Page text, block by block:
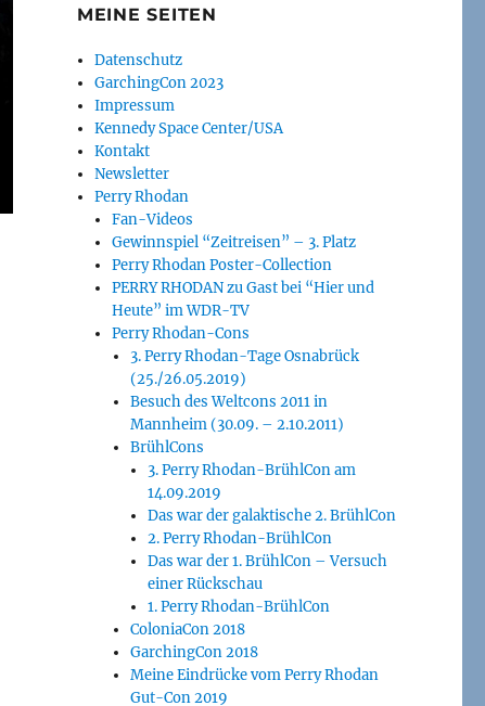
MEINE SEITEN
Datenschutz
GarchingCon 2023
Impressum
Kennedy Space Center/USA
Kontakt
Newsletter
Perry Rhodan
Fan-Videos
Gewinnspiel “Zeitreisen” – 3. Platz
Perry Rhodan Poster-Collection
PERRY RHODAN zu Gast bei “Hier und
Heute” im WDR-TV
Perry Rhodan-Cons
3. Perry Rhodan-Tage Osnabrück
(25./26.05.2019)
Besuch des Weltcons 2011 in
Mannheim (30.09. – 2.10.2011)
BrühlCons
3. Perry Rhodan-BrühlCon am
14.09.2019
Das war der galaktische 2. BrühlCon
2. Perry Rhodan-BrühlCon
Das war der 1. BrühlCon – Versuch
einer Rückschau
1. Perry Rhodan-BrühlCon
ColoniaCon 2018
GarchingCon 2018
Meine Eindrücke vom Perry Rhodan
Gut-Con 2019